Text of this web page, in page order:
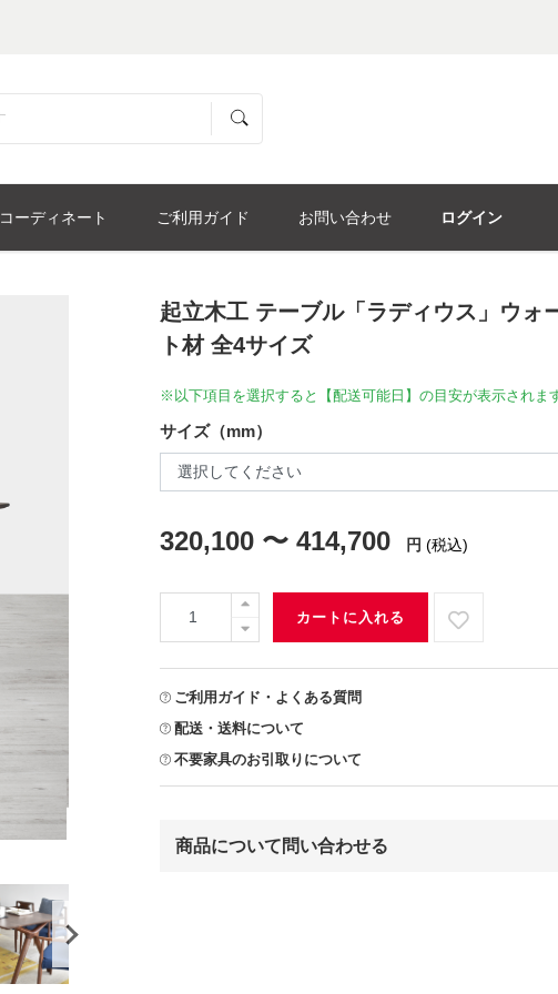
コーディネート ご利用ガイド お問い合わせ ログイン
起立木工 テーブル「ラディウス」ウォ
ト材 全4サイズ
※以下項目を選択すると【配送可能日】の目安が表示されま
サイズ（mm）
320,100 〜 414,700 円 (税込)
カートに入れる
ご利用ガイド・よくある質問
配送・送料について
不要家具のお引取りについて
商品について問い合わせる